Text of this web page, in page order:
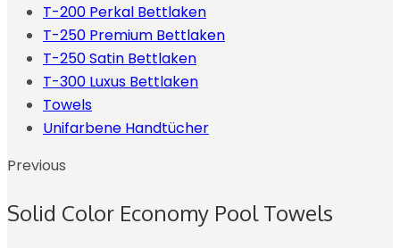
T-200 Perkal Bettlaken
T-250 Premium Bettlaken
T-250 Satin Bettlaken
T-300 Luxus Bettlaken
Towels
Unifarbene Handtücher
Previous
Solid Color Economy Pool Towels